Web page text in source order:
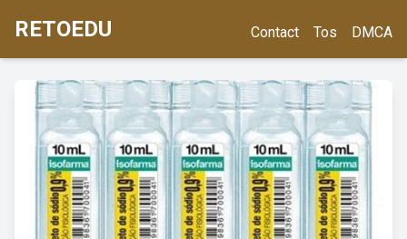
RETOEDU Contact Tos DMCA